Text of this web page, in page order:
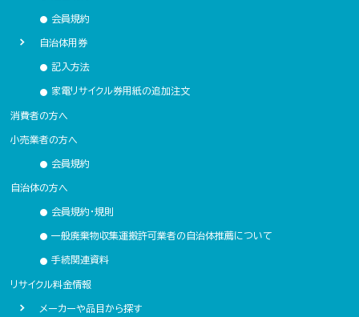
● 会員規約
自治体用券
● 記入方法
● 家電リサイクル券用紙の追加注文
消費者の方へ
小売業者の方へ
● 会員規約
自治体の方へ
● 会員規約・規則
● 一般廃棄物収集運搬許可業者の自治体推薦について
● 手続関連資料
リサイクル料金情報
メーカーや品目から探す